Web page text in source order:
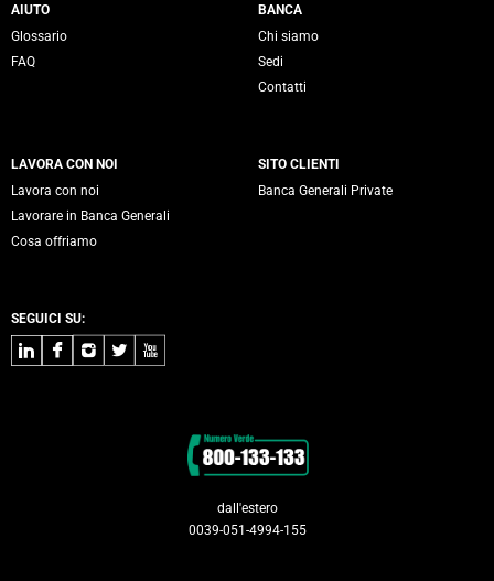
Servizi Banca Generali
AIUTO
Glossario
FAQ
BANCA
Chi siamo
Sedi
Contatti
LAVORA CON NOI
Lavora con noi
Lavorare in Banca Generali
Cosa offriamo
SITO CLIENTI
Banca Generali Private
SEGUICI SU:
LinkedInFacebook
Instagram
TwitterYoutube
dall'estero
0039-051-4994-155